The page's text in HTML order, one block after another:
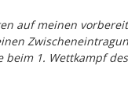
auf meinen
1. Wettkampf